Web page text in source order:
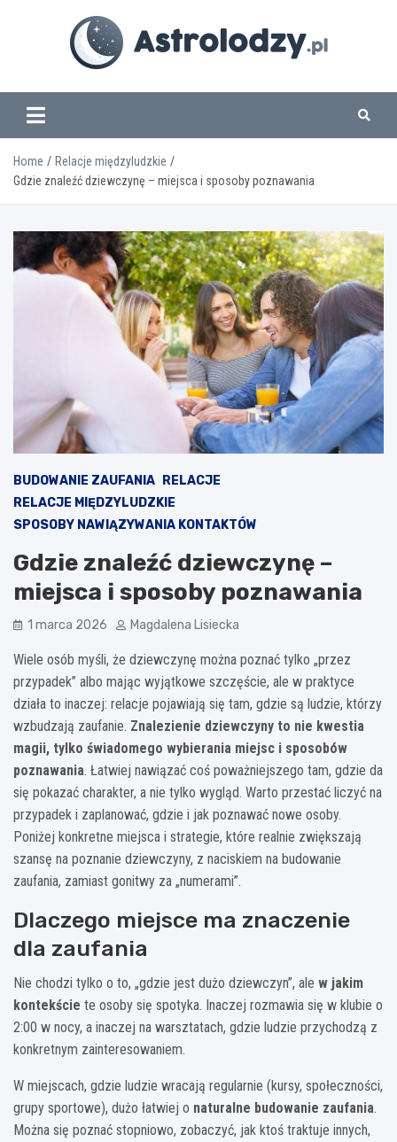
www.astrolodzy.pl
Home
Relacje międzyludzkie
Gdzie znaleźć dziewczynę – miejsca i sposoby poznawania
BUDOWANIE ZAUFANIA
RELACJE
RELACJE MIĘDZYLUDZKIE
SPOSOBY NAWIĄZYWANIA KONTAKTÓW
Gdzie znaleźć dziewczynę –
miejsca i sposoby poznawania
1 marca 2026 Magdalena Lisiecka
Wiele osób myśli, że dziewczynę można poznać tylko „przez
przypadek” albo mając wyjątkowe szczęście, ale w praktyce
działa to inaczej: relacje pojawiają się tam, gdzie są ludzie, którzy
wzbudzają zaufanie. Znalezienie dziewczyny to nie kwestia
magii, tylko świadomego wybierania miejsc i sposobów
poznawania. Łatwiej nawiązać coś poważniejszego tam, gdzie da
się pokazać charakter, a nie tylko wygląd. Warto przestać liczyć na
przypadek i zaplanować, gdzie i jak poznawać nowe osoby.
Poniżej konkretne miejsca i strategie, które realnie zwiększają
szansę na poznanie dziewczyny, z naciskiem na budowanie
zaufania, zamiast gonitwy za „numerami”.
Dlaczego miejsce ma znaczenie
dla zaufania
Nie chodzi tylko o to, „gdzie jest dużo dziewczyn”, ale w jakim
kontekście te osoby się spotyka. Inaczej rozmawia się w klubie o
2:00 w nocy, a inaczej na warsztatach, gdzie ludzie przychodzą z
konkretnym zainteresowaniem.
W miejscach, gdzie ludzie wracają regularnie (kursy, społeczności,
grupy sportowe), dużo łatwiej o naturalne budowanie zaufania.
Można się poznać stopniowo, zobaczyć, jak ktoś traktuje innych,